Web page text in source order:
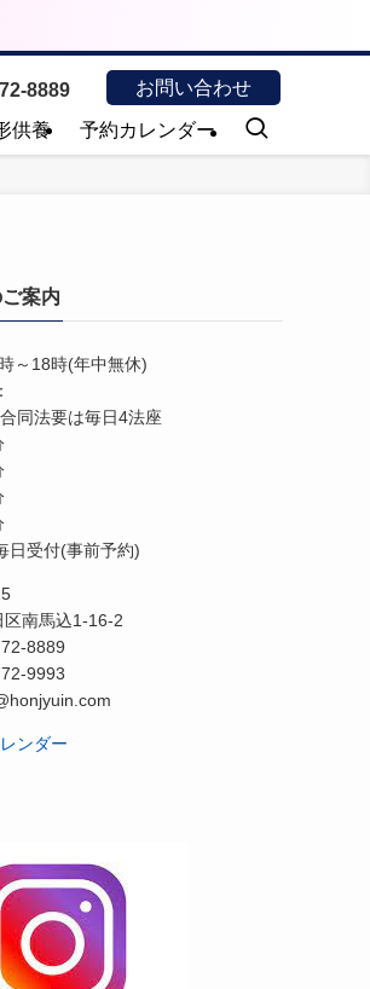
8889 お問い合わせ
供養 予約カレンダー
案内
～18時(年中無休)
同法要は毎日4法座
日受付(事前予約)
区南馬込1-16-2
8889
9993
ンダー